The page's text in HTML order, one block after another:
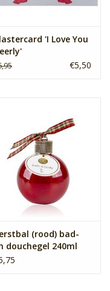
'I Love You
€5,50
(rood) bad-
douchegel 240ml